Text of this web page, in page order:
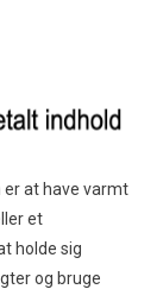
er at have varmt
et
holde sig
og bruge